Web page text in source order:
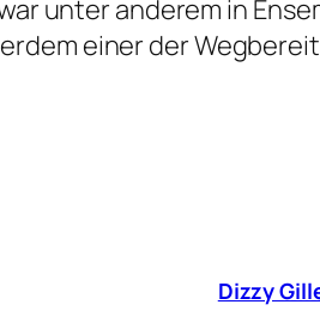
unter anderem in
einer der
Dizzy